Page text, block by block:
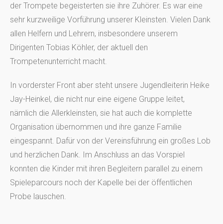
der Trompete begeisterten sie ihre Zuhörer. Es war eine
sehr kurzweilige Vorführung unserer Kleinsten. Vielen Dank
allen Helfern und Lehrern, insbesondere unserem
Dirigenten Tobias Köhler, der aktuell den
Trompetenunterricht macht.
In vorderster Front aber steht unsere Jugendleiterin Heike
Jay-Heinkel, die nicht nur eine eigene Gruppe leitet,
nämlich die Allerkleinsten, sie hat auch die komplette
Organisation übernommen und ihre ganze Familie
eingespannt. Dafür von der Vereinsführung ein großes Lob
und herzlichen Dank. Im Anschluss an das Vorspiel
konnten die Kinder mit ihren Begleitern parallel zu einem
Spieleparcours noch der Kapelle bei der öffentlichen
Probe lauschen.